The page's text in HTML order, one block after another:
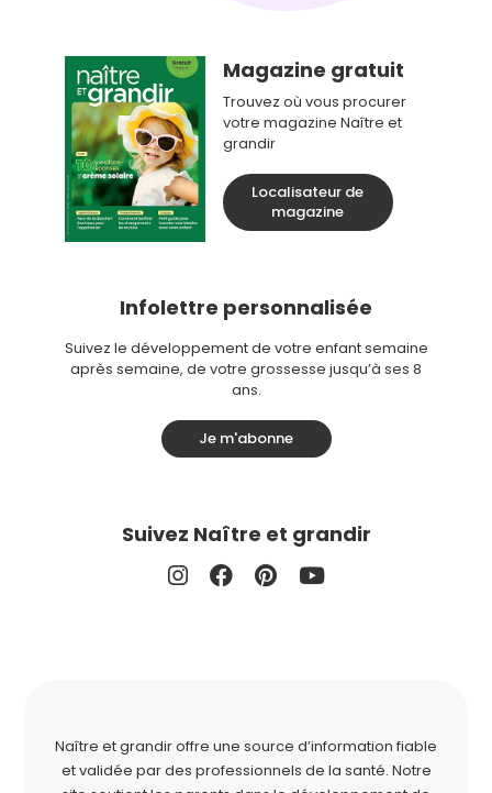
Magazine gratuit
Trouvez où vous procurer
votre magazine Naître et
grandir
Localisateur de
magazine
Infolettre personnalisée
Suivez le développement de votre enfant semaine
après semaine, de votre grossesse jusqu’à ses 8
ans.
Je m'abonne
Suivez Naître et grandir
Naître et grandir offre une source d’information fiable
et validée par des professionnels de la santé. Notre